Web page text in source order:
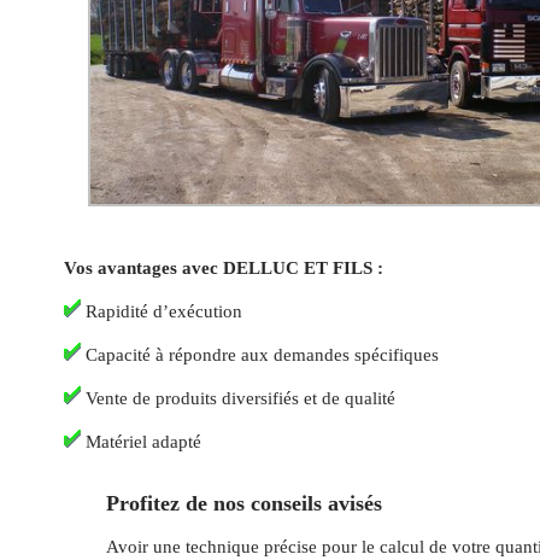
Vos avantages avec DELLUC ET FILS :
Rapidité d’exécution
Capacité à répondre aux demandes spécifiques
Vente de produits diversifiés et de qualité
Matériel adapté
Profitez de nos conseils avisés
Avoir une technique précise pour le calcul de votre